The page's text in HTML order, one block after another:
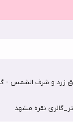
و شرف الشمس -
نقره مشهد